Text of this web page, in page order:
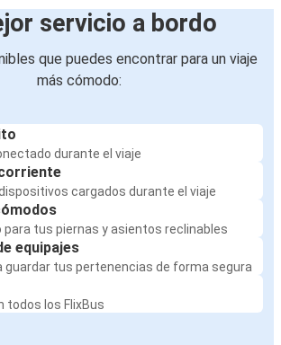
servicio a bordo
que puedes encontrar para un viaje
más cómodo:
durante el viaje
cargados durante el viaje
para tus piernas y asientos reclinables
equipajes
guardar tus pertenencias de forma segura
todos los FlixBus